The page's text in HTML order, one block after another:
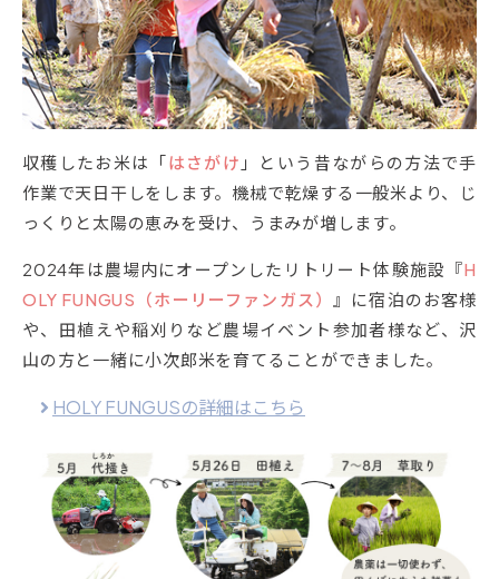
収穫したお米は「はさがけ 」という昔ながらの方法で手
作業で天日干しをします。機械で乾燥する一般米より、じ
っくりと太陽の恵みを受け、うまみが増します。
2024年は農場内にオープンしたリトリート体験施設『H
OLY FUNGUS（ホーリーファンガス）
』に宿泊のお客様
や、田植えや稲刈りなど農場イベント参加者様など、沢
山の方と一緒に小次郎米を育てることができました。
HOLY FUNGUSの詳細はこちら